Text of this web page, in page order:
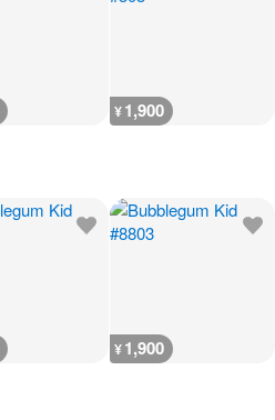
¥1,900
¥1,900